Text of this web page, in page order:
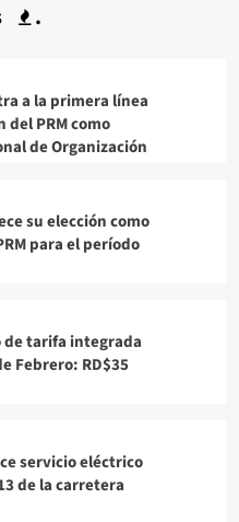
.
a la primera línea
del PRM como
de Organización
su elección como
para el período
de tarifa integrada
Febrero: RD$35
servicio eléctrico
de la carretera